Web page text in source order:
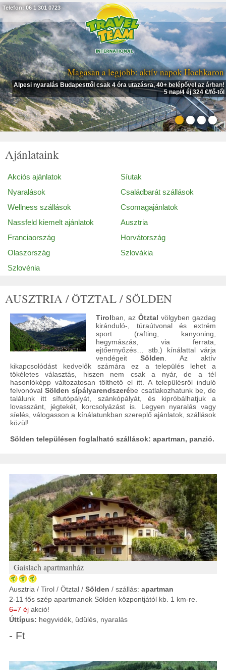
Magasan a legjobb: aktív napok Hochkaron
Alpesi nyaralás Budapesttől csak 4 óra utazásra, 40+ belépővel az árban!
5 nap/4 éj 324 €/fő-től
Telefon: 06 1 301 0723
Ajánlataink
Akciós ajánlatok
Síutak
Nyaralások
Családbarát szállások
Wellness szállások
Csomagajánlatok
Nassfeld kiemelt ajánlatok
Ausztria
Franciaország
Horvátország
Olaszország
Szlovákia
Szlovénia
AUSZTRIA / ÖTZTAL / SÖLDEN
Tirolban, az Ötztal völgyben gazdag
kiránduló-, túraútvonal és extrém
sport (rafting, kanyoning,
hegymászás, via ferrata,
ejtőernyőzés… stb.) kínálattal várja
vendégeitSölden . Az aktív
kikapcsolódást kedvelők számára ez a település lehet a
tökéletes választás, hiszen nem csak a nyár, de a tél
hasonlóképp változatosan tölthető el itt. A településről induló
felvonóvalSölden sípályarendszerébe csatlakozhatunk be, de
találunk itt sífutópályát, szánkópályát, és kipróbálhatjuk a
lovasszánt, jégtekét, korcsolyázást is. Legyen nyaralás vagy
síelés, válogasson a kínálatunkban szereplő ajánlatok, szállások
közül!
Sölden településen foglalható szállások: apartman, panzió.
Gaislach apartmanház
Ausztria / Tirol / Ötztal / Sölden / szállás: apartman
2-11 fős szép apartmanok Sölden központjától kb. 1 km-re.
6=7 éj akció!
Úttípus: hegyvidék, üdülés, nyaralás
- Ft